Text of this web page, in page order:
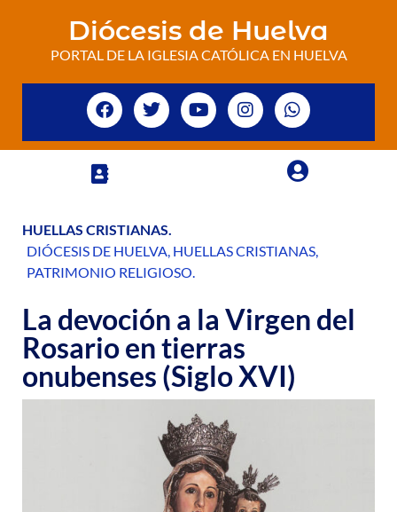
Diócesis de Huelva
PORTAL DE LA IGLESIA CATÓLICA EN HUELVA
HUELLAS CRISTIANAS.
DIÓCESIS DE HUELVA, HUELLAS CRISTIANAS,
PATRIMONIO RELIGIOSO.
La devoción a la Virgen del
Rosario en tierras
onubenses (Siglo XVI)